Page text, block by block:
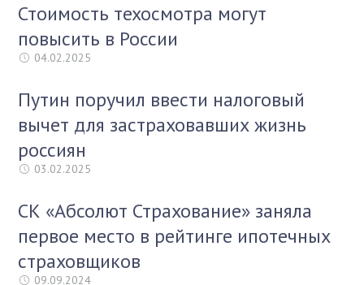
Стоимость техосмотра могут
повысить в России
04.02.2025
Путин поручил ввести налоговый
вычет для застраховавших жизнь
россиян
03.02.2025
СК «Абсолют Страхование» заняла
первое место в рейтинге ипотечных
страховщиков
09.09.2024